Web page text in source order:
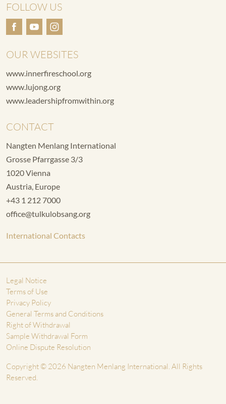
FOLLOW US
OUR WEBSITES
www.innerfireschool.org
www.lujong.org
www.leadershipfromwithin.org
CONTACT
Nangten Menlang International
Grosse Pfarrgasse 3/3
1020 Vienna
Austria, Europe
+43 1 212 7000
office@tulkulobsang.org
International Contacts
Legal Notice
Terms of Use
Privacy Policy
General Terms and Conditions
Right of Withdrawal
Sample Withdrawal Form
Online Dispute Resolution
Copyright © 2026 Nangten Menlang International. All Rights
Reserved.